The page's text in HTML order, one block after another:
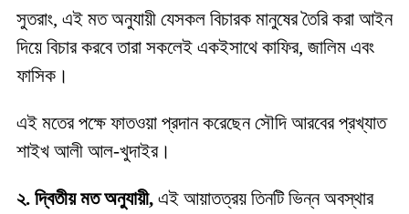
সুতরাং, এই মত অনুযায়ী যেসকল বিচারক মানুষের তৈরি করা আইন
দিয়ে বিচার করবে তারা সকলেই এক‌ইসাথে কাফির, জালিম এবং
ফাসিক।
এই মতের পক্ষে ফাত‌ওয়া প্রদান করেছেন সৌদি আরবের প্রখ্যাত
শাইখ আলী আল-খুদাইর।
২. দ্বিতীয় মত অনুযায়ী, এই আয়াতত্রয় তিনটি ভিন্ন অবস্থার